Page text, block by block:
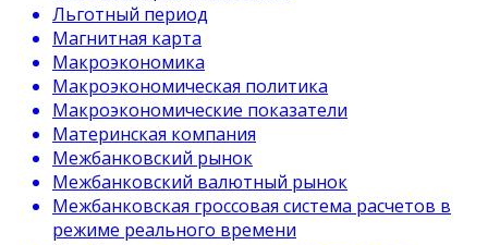
Льготный период
Магнитная карта
Макроэкономика
Макроэкономическая политика
Макроэкономические показатели
Материнская компания
Межбанковский рынок
Межбанковский валютный рынок
Межбанковская гроссовая система расчетов в
режиме реального времени